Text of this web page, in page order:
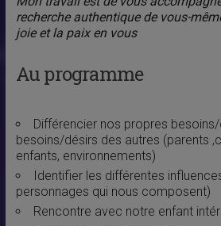
recherche authentique de vous-
joie et la paix en vous
Au programme
Différencier nos propres
besoins/désirs des autres (parents
enfants, environnements)
Identifier les différentes
personnages qui nous composent)
Rencontre avec notre enfant